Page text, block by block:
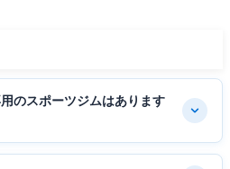
のスポーツジムはあります